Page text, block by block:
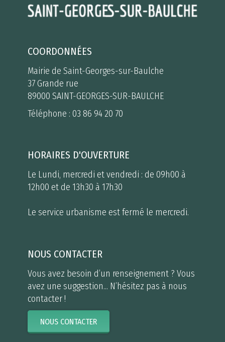
COORDONNÉES
Mairie de Saint-Georges-sur-Baulche
37 Grande rue
89000 SAINT-GEORGES-SUR-BAULCHE
Téléphone : 03 86 94 20 70
HORAIRES D'OUVERTURE
Le Lundi, mercredi et vendredi : de 09h00 à
12h00 et de 13h30 à 17h30
Le service urbanisme est fermé le mercredi.
NOUS CONTACTER
Vous avez besoin d’un renseignement ? Vous
avez une suggestion... N’hésitez pas à nous
contacter !
NOUS CONTACTER